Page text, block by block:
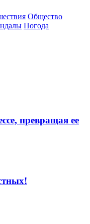
Общество
Погода
превращая ее